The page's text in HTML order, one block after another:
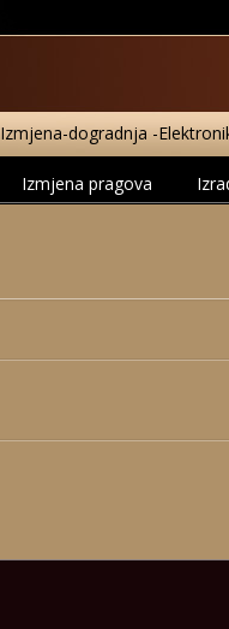
Izmjena-dogradnja -
Izmjena pragova